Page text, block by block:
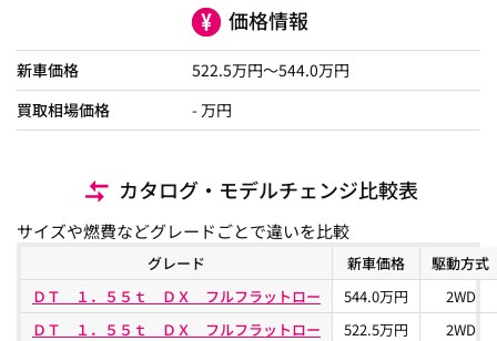
価格情報
新車価格 522.5万円～544.0万円
買取相場価格
- 万円
カタログ・モデルチェンジ比較表
サイズや燃費などグレードごとで違いを比較
グレード 新車価格
駆動方式
ＤＴ １．５５ｔ ＤＸ フルフラットロー
544.0万円
2WD
ＤＴ １．５５ｔ ＤＸ フルフラットロー
522.5万円 2WD